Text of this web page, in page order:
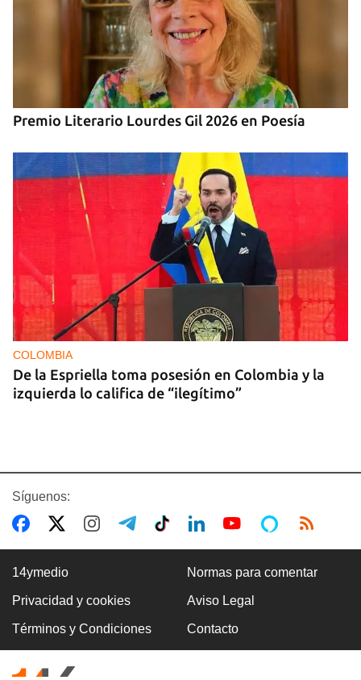
Premio Literario Lourdes Gil 2026 en Poesía
COLOMBIA
De la Espriella toma posesión en Colombia y la
izquierda lo califica de “ilegítimo”
BOXEO
El boxeo masculino cubano se quedó sin títulos
en Santo Domingo
Síguenos:
14ymedio Normas para comentar
Privacidad y cookies Aviso Legal
Términos y Condiciones Contacto